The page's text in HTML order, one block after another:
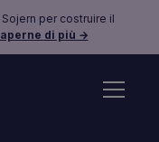
per costruire il
di più →